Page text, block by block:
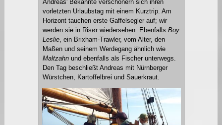
Andreas' Bekannte verschönern sich ihren
vorletzten Urlaubstag mit einem Kurztrip. Am
Horizont tauchen erste Gaffelsegler auf; wir
werden sie in Risør wiedersehen. Ebenfalls Boy
Leslie, ein Brixham-Trawler, vom Alter, den
Maßen und seinem Werdegang ähnlich wie
Maltzahnund ebenfalls als Fischer unterwegs.
Den Tag beschließt Andreas mit Nürnberger
Würstchen, Kartoffelbrei und Sauerkraut.